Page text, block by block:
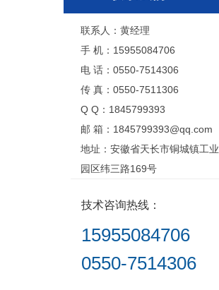
联系人：黄经理
手 机：15955084706
电 话：0550-7514306
传 真：0550-7511306
Q Q：1845799393
邮 箱：1845799393@qq.com
地址：安徽省天长市铜城镇工业
园区纬三路169号
技术咨询热线：
15955084706
0550-7514306